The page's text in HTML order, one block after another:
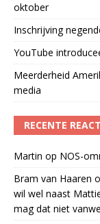
oktober
Inschrijving
YouTube
Meerderheid
media
RECENTE
Martin op NOS-
Bram van Haaren
wil wel naast
mag dat niet